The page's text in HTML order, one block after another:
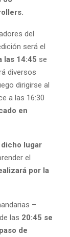
del
será el
las 14:45 se
diversos
dirigirse al
a las 16:30
en
lugar
el
por la
–
las 20:45 se
de